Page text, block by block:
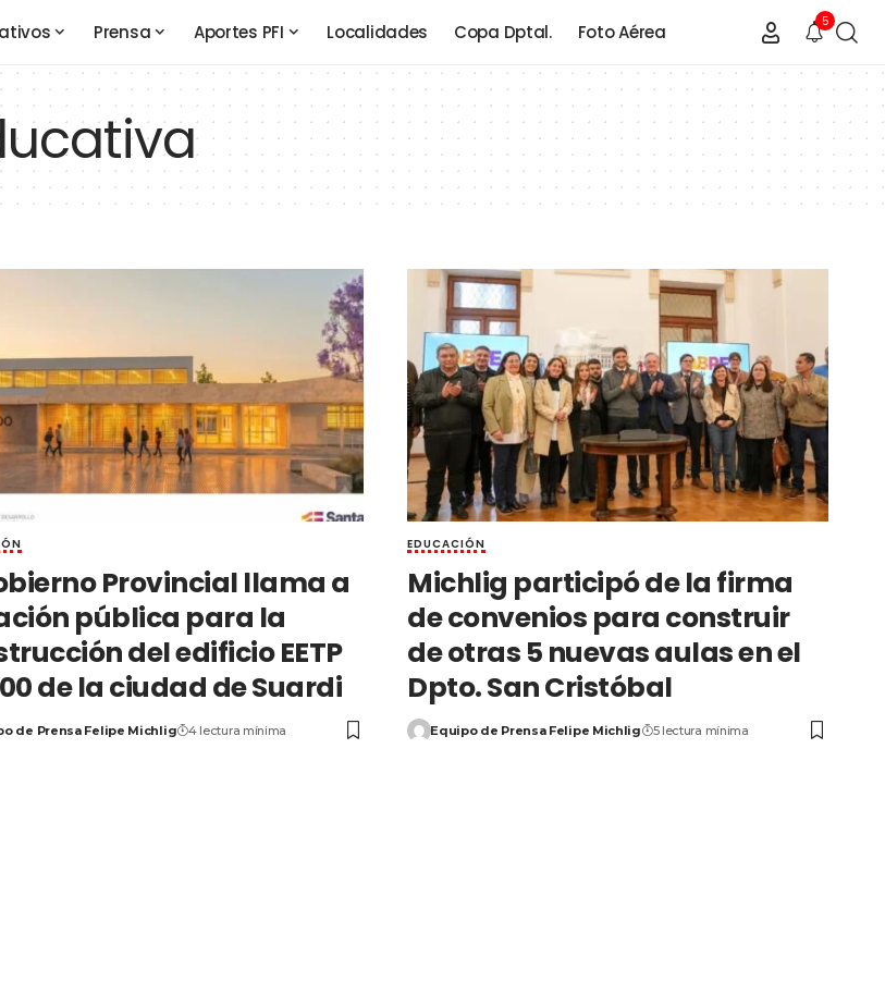
Prensa Aportes PFI Localidades Copa Dptal. Foto Aérea
5
Provincial llama a
pública para la
del edificio EETP
de la ciudad de Suardi
de Prensa Felipe Michlig 4 lectura mínima
EDUCACIÓN
Michlig participó de la firma
de convenios para construir
de otras 5 nuevas aulas en el
Dpto. San Cristóbal
Equipo de Prensa Felipe Michlig 5 lectura mínima